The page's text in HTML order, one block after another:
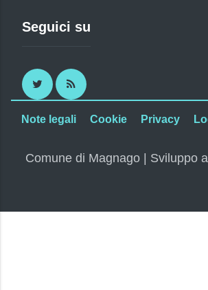
Seguici su
Twitter RSS
Note legali Cookie Privacy
Comune di Magnago | Sviluppo